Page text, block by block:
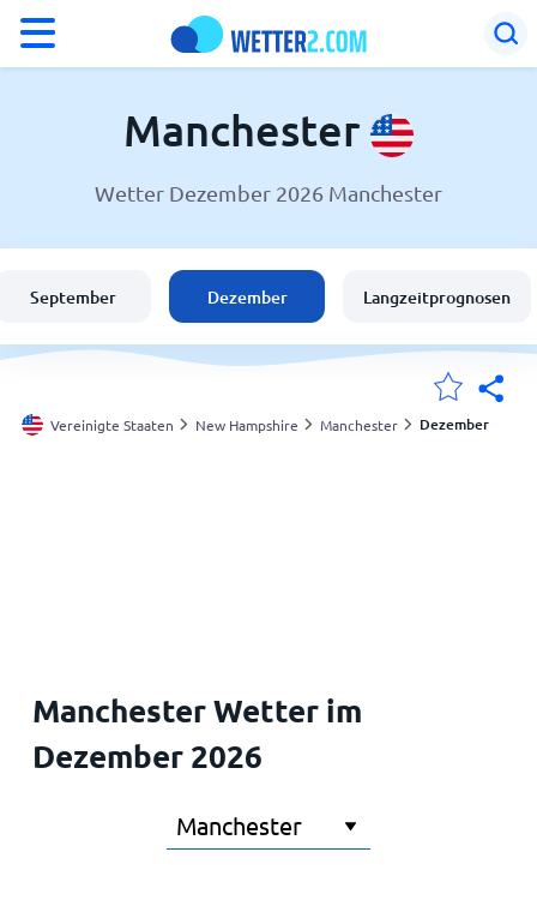
Wetter in Manchester
Vereinigte Staaten
Schweiz
Deutschland
Manchester
Wetter Dezember 2026 Manchester
September Dezember Langzeitprognosen
Vereinigte Staaten New Hampshire Manchester Dezember
Manchester Wetter im
Dezember 2026